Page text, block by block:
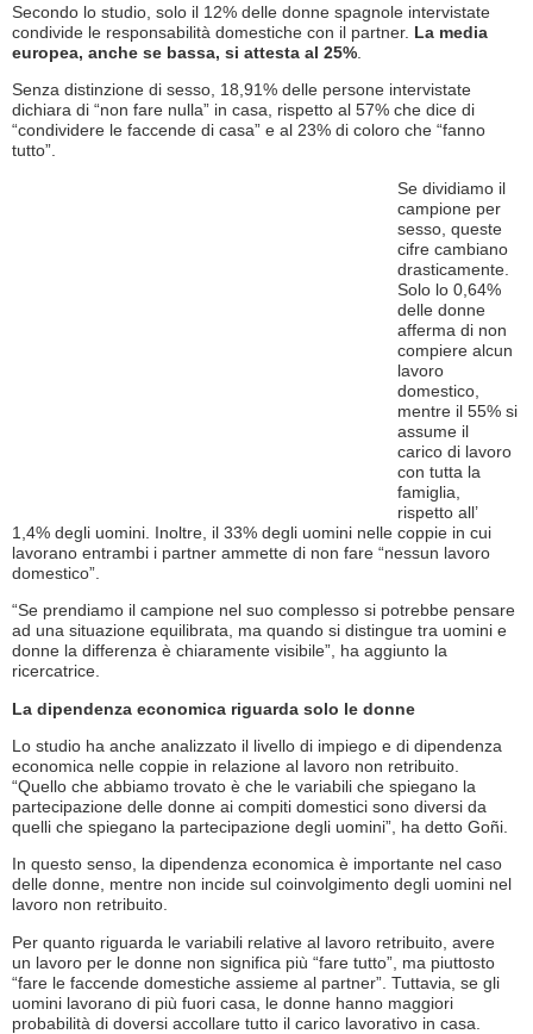
Secondo lo studio, solo il 12% delle donne spagnole intervistate
condivide le responsabilità domestiche con il partner. La media
europea, anche se bassa, si attesta al 25%
Senza distinzione di sesso, 18,91% delle persone intervistate
dichiara di “non fare nulla” in casa, rispetto al 57% che dice di
“condividere le faccende di casa” e al 23% di coloro che “fanno
tutto”.
Se dividiamo il
campione per
sesso, queste
cifre cambiano
drasticamente.
Solo lo 0,64%
delle donne
afferma di non
compiere alcun
lavoro
domestico,
mentre il 55% si
assume il
carico di lavoro
con tutta la
famiglia,
rispetto all’
1,4% degli uomini. Inoltre, il 33% degli uomini nelle coppie in cui
lavorano entrambi i partner ammette di non fare “nessun lavoro
domestico”.
“Se prendiamo il campione nel suo complesso si potrebbe pensare
ad una situazione equilibrata, ma quando si distingue tra uomini e
donne la differenza è chiaramente visibile”, ha aggiunto la
ricercatrice.
La dipendenza economica riguarda solo le donne
Lo studio ha anche analizzato il livello di impiego e di dipendenza
economica nelle coppie in relazione al lavoro non retribuito.
“Quello che abbiamo trovato è che le variabili che spiegano la
partecipazione delle donne ai compiti domestici sono diversi da
quelli che spiegano la partecipazione degli uomini”, ha detto Goñi.
In questo senso, la dipendenza economica è importante nel caso
delle donne, mentre non incide sul coinvolgimento degli uomini nel
lavoro non retribuito.
Per quanto riguarda le variabili relative al lavoro retribuito, avere
un lavoro per le donne non significa più “fare tutto”, ma piuttosto
“fare le faccende domestiche assieme al partner”. Tuttavia, se gli
uomini lavorano di più fuori casa, le donne hanno maggiori
probabilità di doversi accollare tutto il carico lavorativo in casa.